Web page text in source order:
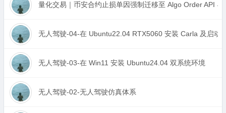
量化交易｜币安合约止损单因强制迁移至 Algo Order API
无人驾驶-04-在 Ubuntu22.04 RTX5060 安装 Carla 及启动
无人驾驶-03-在 Win11 安装 Ubuntu24.04 双系统环境
无人驾驶-02-无人驾驶仿真体系